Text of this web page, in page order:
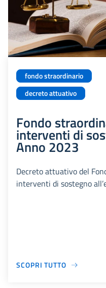
fondo straordinario
decreto attuativo
Fondo
interventi di
Anno 2023
Decreto attuativo del
interventi di sostegno
SCOPRI TUTTO